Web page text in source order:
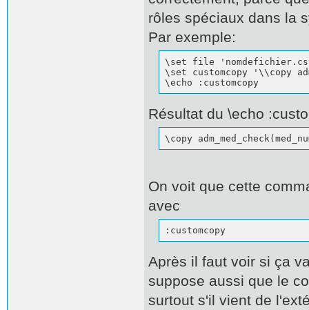
rôles spéciaux dans la
Par exemple:
\set file
\set customcopy '\\copy
\echo :customcopy
Résultat du \echo
\copy
On voit que cette
avec
:customcopy
Après il faut voir si ça
suppose aussi que le
surtout s'il vient de